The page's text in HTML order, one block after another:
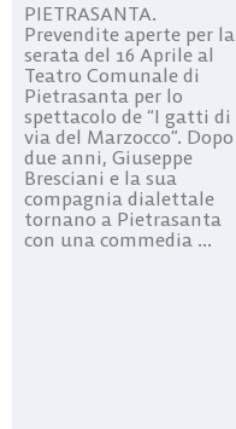
PIETRASANTA.
Prevendite aperte per la
serata del 16 Aprile al
Teatro Comunale di
Pietrasanta per lo
spettacolo de “I gatti di
via del Marzocco”. Dopo
due anni, Giuseppe
Bresciani e la sua
compagnia dialettale
tornano a Pietrasanta
con una commedia ...